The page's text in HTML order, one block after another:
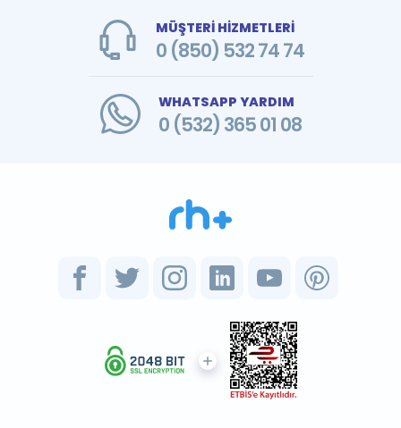
MÜŞTERİ HİZMETLERİ
0 (850) 532 74 74
WHATSAPP YARDIM
0 (532) 365 01 08